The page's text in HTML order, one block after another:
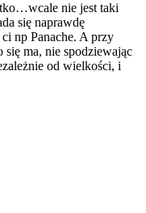
nie jest taki
się naprawdę
np Panache. A przy
się ma, nie spodziewając
od wielkości, i